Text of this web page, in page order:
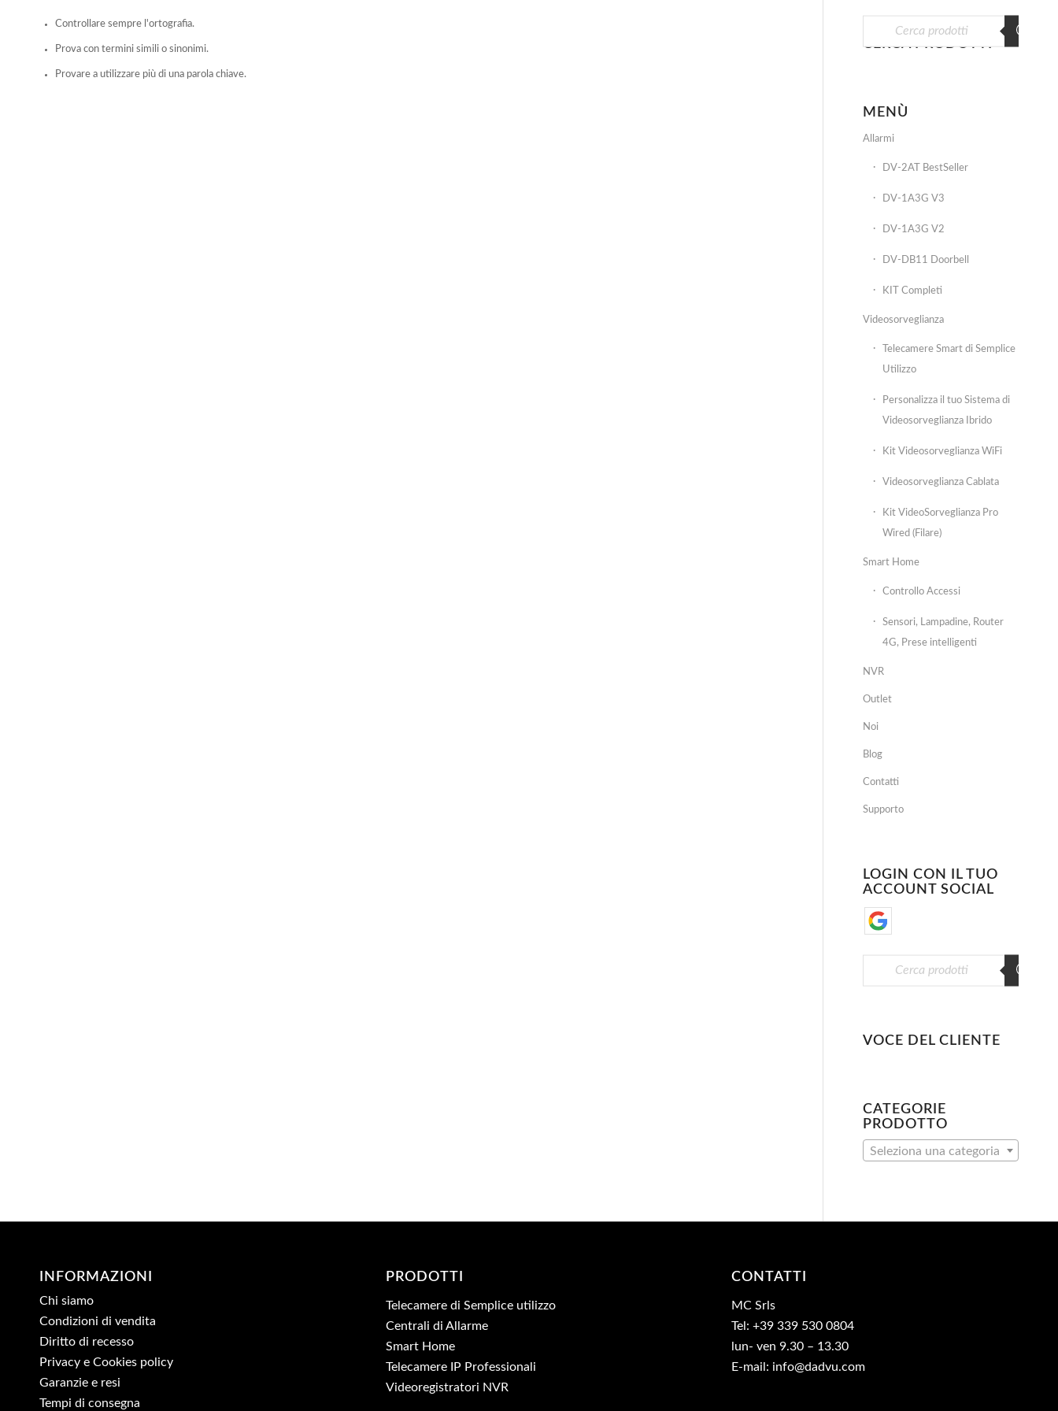
Controllare sempre l'ortografia.
Prova con termini simili o sinonimi.
Provare a utilizzare più di una parola chiave.
CERCA PRODOTTI
MENÙ
Allarmi
DV-2AT BestSeller
DV-1A3G V3
DV-1A3G V2
DV-DB11 Doorbell
KIT Completi
Videosorveglianza
Telecamere Smart di Semplice
Utilizzo
Personalizza il tuo Sistema di
Videosorveglianza Ibrido
Kit Videosorveglianza WiFi
Videosorveglianza Cablata
Kit VideoSorveglianza Pro
Wired (Filare)
Smart Home
Controllo Accessi
Sensori, Lampadine, Router
4G, Prese intelligenti
NVR
Outlet
Noi
Blog
Contatti
Supporto
LOGIN CON IL TUO
ACCOUNT SOCIAL
VOCE DEL CLIENTE
CATEGORIE
PRODOTTO
Seleziona una categoria
INFORMAZIONI
Chi siamo
Condizioni di vendita
Diritto di recesso
Privacy e Cookies policy
Garanzie e resi
Tempi di consegna
PRODOTTI
Telecamere di Semplice utilizzo
Centrali di Allarme
Smart Home
Telecamere IP Professionali
Videoregistratori NVR
CONTATTI
MC Srls
Tel: +39 339 530 0804
lun- ven 9.30 – 13.30
E-mail: info@dadvu.com